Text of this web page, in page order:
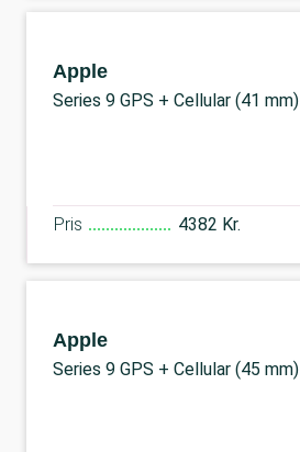
Apple
Series 9 GPS + Cellular (41 mm)
Pris 4382 Kr.
Apple
Series 9 GPS + Cellular (45 mm)